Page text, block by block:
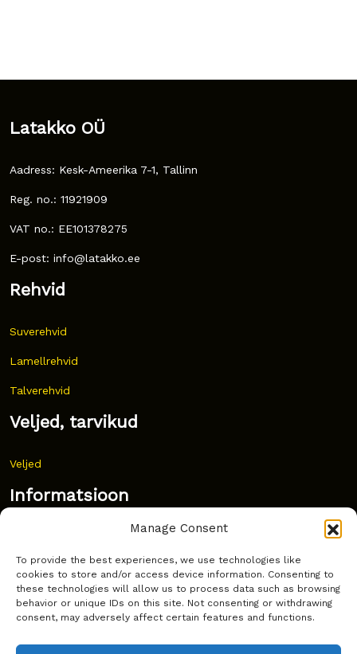
Manage Consent
To provide the best experiences, we use technologies like
cookies to store and/or access device information. Consenting to
these technologies will allow us to process data such as browsing
behavior or unique IDs on this site. Not consenting or withdrawing
consent, may adversely affect certain features and functions.
Latakko OÜ
Aadress: Kesk-Ameerika 7-1, Tallinn
Reg. no.: 11921909
VAT no.: EE101378275
E-post: info@latakko.ee
Rehvid
Suverehvid
Lamellrehvid
Talverehvid
Veljed, tarvikud
Veljed
Informatsioon
Korduma kippuvad küsimused
Kust osta?
Küpsiste poliitika